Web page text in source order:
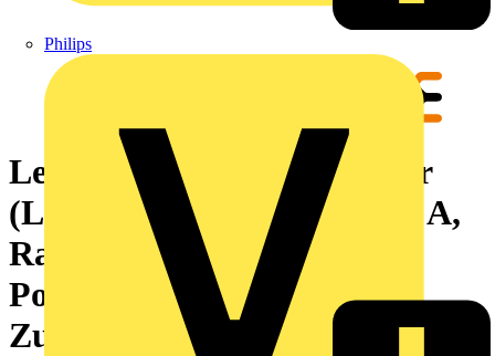
Philips
Leiterplattensteckverbinder
(Leiteranschluss), 320 V, 22 A,
Raster in mm: 5.08, 4 mm²,
Polzahl: 11,
Zugbügelanschluss, Box